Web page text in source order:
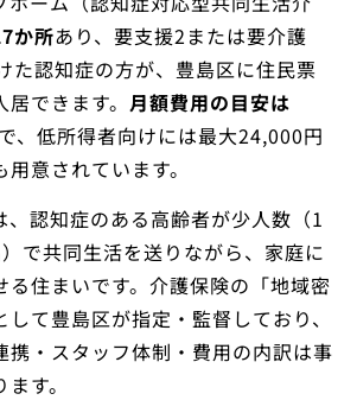
か所あり、要支援2または要介護
た認知症の方が、豊島区に住民票
できます。 月額費用の目安は
で、低所得者向けには最大24,000円
意されています。
、認知症のある高齢者が少人数（1
で共同生活を送りながら、家庭に
る住まいです。介護保険の「地域密
て豊島区が指定・監督しており、
携・スタッフ体制・費用の内訳は事
す。